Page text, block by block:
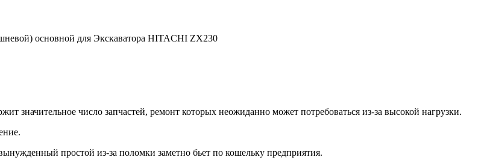
основной для Экскаватора HITACHI ZX230
значительное число запчастей, ремонт которых неожиданно может потребоваться из-за высокой нагрузки.
простой из-за поломки заметно бьет по кошельку предприятия.